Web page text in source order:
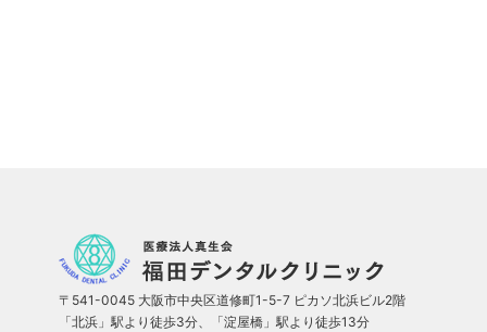
〒541-0045 大阪市中央区道修町1-5-7 ピカソ北浜ビル2階
「北浜」駅より徒歩3分、「淀屋橋」駅より徒歩13分